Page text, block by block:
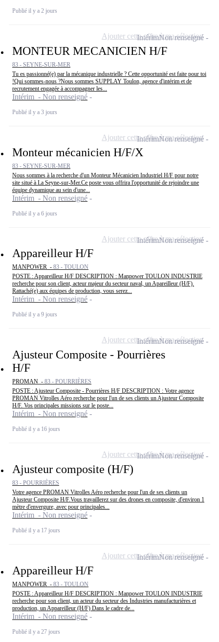
Publié il y a 2 jours
MONTEUR MECANICIEN H/F
83 - SEYNE-SUR-MER
Tu es passionné(e) par la mécanique industrielle ? Cette opportunité est faite pour toi
!Qui sommes-nous ?Nous sommes SUPPLAY Toulon, agence d'intérim et de
recrutement engagée à accompagner les...
Intérim - Non renseigné
Publié il y a 3 jours
IntérimNon renseigné
Ajouter cette offre à ma sélection
Monteur mécanicien H/F/X
83 - SEYNE-SUR-MER
Nous sommes à la recherche d'un Monteur Mécanicien Industriel H/F pour notre
site situé à La Seyne-sur-Mer.Ce poste vous offrira l'opportunité de rejoindre une
équipe dynamique au sein d'une...
Intérim - Non renseigné
Publié il y a 6 jours
IntérimNon renseigné
Ajouter cette offre à ma sélection
Appareilleur H/F
MANPOWER - 83 - TOULON
POSTE : Appareilleur H/F DESCRIPTION : Manpower TOULON INDUSTRIE
recherche pour son client, acteur majeur du secteur naval, un Apareilleur (H/F).
Rattaché(e) aux équipes de production, vous serez...
Intérim - Non renseigné
Publié il y a 9 jours
IntérimNon renseigné
Ajouter cette offre à ma sélection
Ajusteur Composite - Pourrières
H/F
PROMAN - 83 - POURRIÈRES
POSTE : Ajusteur Composite - Pourrières H/F DESCRIPTION : Votre agence
PROMAN Vitrolles Aéro recherche pour l'un de ses clients un Ajusteur Composite
H/F. Vos principales missions sur le poste...
Intérim - Non renseigné
Publié il y a 16 jours
IntérimNon renseigné
Ajouter cette offre à ma sélection
Ajusteur composite (H/F)
83 - POURRIÈRES
Votre agence PROMAN Vitrolles Aéro recherche pour l'un de ses clients un
Ajusteur Composite H/F.Vous travaillerez sur des drones en composite, d'environ 1
mètre d'envergure, avec pour principales...
Intérim - Non renseigné
Publié il y a 17 jours
IntérimNon renseigné
Ajouter cette offre à ma sélection
Appareilleur H/F
MANPOWER - 83 - TOULON
POSTE : Appareilleur H/F DESCRIPTION : Manpower TOULON INDUSTRIE
recherche pour son client, un acteur du secteur des Industries manufacturières et
production, un Appareilleur (H/F) Dans le cadre de...
Intérim - Non renseigné
Publié il y a 27 jours
IntérimNon renseigné
Ajouter cette offre à ma sélection